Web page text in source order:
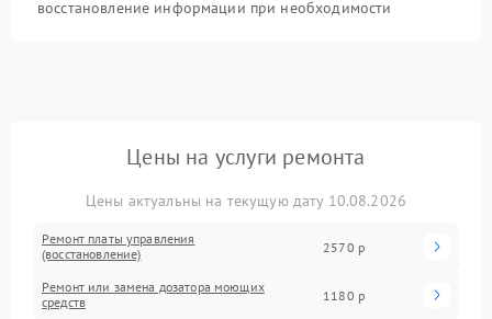
восстановление информации при необходимости
Цены на услуги ремонта
Цены актуальны на текущую дату 10.08.2026
Ремонт платы управления
(восстановление)
2570 р
Ремонт или замена дозатора моющих
средств
1180 р